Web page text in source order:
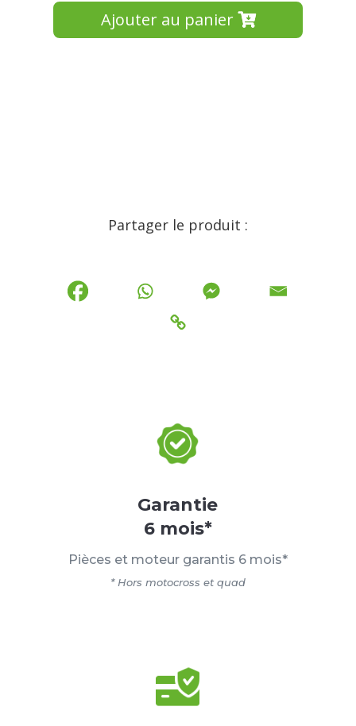
Ajouter au panier
Partager le produit :
Garantie
6 mois*
Pièces et moteur garantis 6 mois*
* Hors motocross et quad